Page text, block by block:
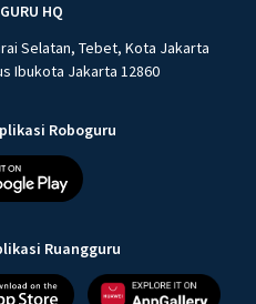
HQ
Selatan, Tebet, Kota Jakarta
Ibukota Jakarta 12860
Roboguru
Ruangguru